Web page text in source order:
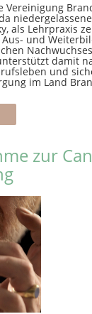
Vereinigung
als Lehrpraxis
und
damit
und
im Land
zur